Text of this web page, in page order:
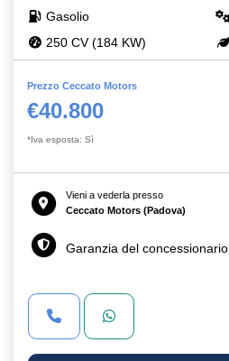
Gasolio
250 CV (184 KW)
Prezzo Ceccato Motors
€40.800
*Iva esposta: Sì
Vieni a vederla presso
Ceccato Motors (Padova)
Garanzia del concessionario